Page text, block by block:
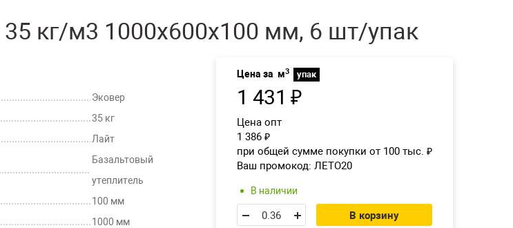
кг/м3 1000х600х100 мм, 6 шт/упак
Эковер
35 кг
Лайт
Базальтовый
утеплитель
100 мм
1000 мм
Цена за м3 упак
1 431 ₽
Цена опт
1 386 ₽
при общей сумме покупки от 100 тыс. ₽
Ваш промокод: ЛЕТО20
В наличии
В корзину